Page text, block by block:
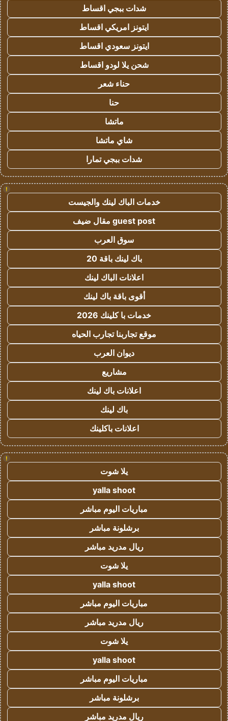
شدات ببجي اقساط
ايتونز امريكي اقساط
ايتونز سعودي اقساط
شحن يلا لودو اقساط
حناء شعر
حنا
ماتشا
شاي ماتشا
شدات ببجي تمارا
!
خدمات الباك لينك والجيست
guest post مقال ضيف
سوق العرب
باك لينك باقة 20
اعلانات الباك لينك
أقوى باقة باك لينك
خدمات با كلينك 2026
موقع تجاربنا تجارب الحياه
ديوان العرب
مشاريع
اعلانات باك لينك
باك لينك
اعلانات باكلينك
!
يلا شوت
yalla shoot
مباريات اليوم مباشر
برشلونة مباشر
ريال مدريد مباشر
يلا شوت
yalla shoot
مباريات اليوم مباشر
ريال مدريد مباشر
يلا شوت
yalla shoot
مباريات اليوم مباشر
برشلونة مباشر
ريال مدريد مباشر